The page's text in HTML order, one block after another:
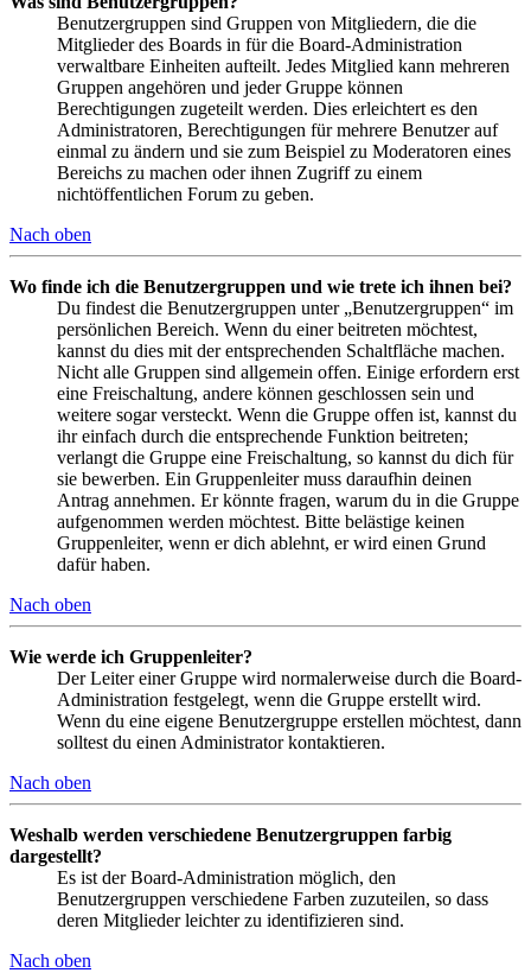
Benutzergruppen sind Gruppen von Mitgliedern, die die
Mitglieder des Boards in für die Board-Administration
verwaltbare Einheiten aufteilt. Jedes Mitglied kann mehreren
Gruppen angehören und jeder Gruppe können
Berechtigungen zugeteilt werden. Dies erleichtert es den
Administratoren, Berechtigungen für mehrere Benutzer auf
einmal zu ändern und sie zum Beispiel zu Moderatoren eines
Bereichs zu machen oder ihnen Zugriff zu einem
nichtöffentlichen Forum zu geben.
Nach oben
Wo finde ich die Benutzergruppen und wie trete ich ihnen bei?
Du findest die Benutzergruppen unter „Benutzergruppen“ im
persönlichen Bereich. Wenn du einer beitreten möchtest,
kannst du dies mit der entsprechenden Schaltfläche machen.
Nicht alle Gruppen sind allgemein offen. Einige erfordern erst
eine Freischaltung, andere können geschlossen sein und
weitere sogar versteckt. Wenn die Gruppe offen ist, kannst du
ihr einfach durch die entsprechende Funktion beitreten;
verlangt die Gruppe eine Freischaltung, so kannst du dich für
sie bewerben. Ein Gruppenleiter muss daraufhin deinen
Antrag annehmen. Er könnte fragen, warum du in die Gruppe
aufgenommen werden möchtest. Bitte belästige keinen
Gruppenleiter, wenn er dich ablehnt, er wird einen Grund
dafür haben.
Nach oben
Wie werde ich Gruppenleiter?
Der Leiter einer Gruppe wird normalerweise durch die Board-
Administration festgelegt, wenn die Gruppe erstellt wird.
Wenn du eine eigene Benutzergruppe erstellen möchtest, dann
solltest du einen Administrator kontaktieren.
Nach oben
Weshalb werden verschiedene Benutzergruppen farbig
dargestellt?
Es ist der Board-Administration möglich, den
Benutzergruppen verschiedene Farben zuzuteilen, so dass
deren Mitglieder leichter zu identifizieren sind.
Nach oben